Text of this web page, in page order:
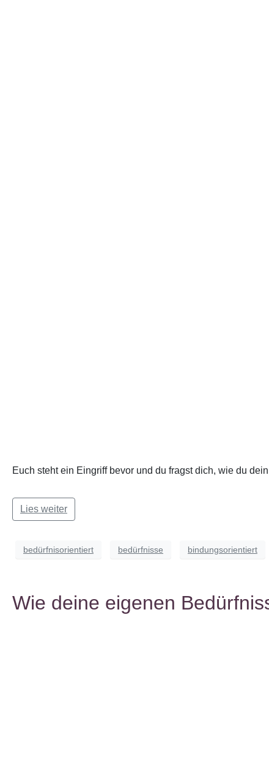
Euch steht ein Eingriff bevor und du fragst dich, wie du
Lies weiter
bedürfnisorientiert bedürfnisse bindungsorientiert
Wie deine eigenen